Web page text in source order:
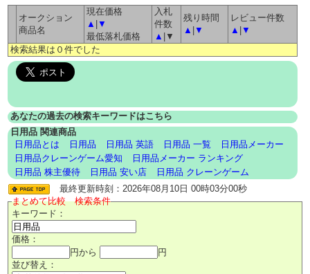
オークション
商品名
現在価格
▲ |▼
最低落札価格
入札
件数
▲ |▼
残り時間
▲ |▼
レビュー件数
▲ |▼
検索結果は０件でした
あなたの過去の検索キーワードはこちら
日用品 関連商品
日用品とは
日用品 日用品 英語 日用品 一覧
日用品メーカー
日用品クレーンゲーム愛知
日用品メーカー ランキング
日用品 株主優待
日用品 安い店
日用品 クレーンゲーム
最終更新時刻：2026年08月10日 00時03分00秒
まとめて比較 検索条件
キーワード：
価格：
円から
円
並び替え：